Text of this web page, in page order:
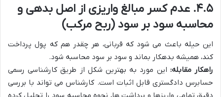
۴.۵. عدم کسر مبالغ واریزی از اصل بدهی و
محاسبه سود بر سود (ربح مرکب)
این حیله باعث می شود که قربانی، هر چقدر هم که پول پرداخت
کند، همیشه بدهکار بماند و سود بر سود محاسبه شود.
راهکار مقابله: این مورد به بهترین شکل از طریق کارشناسی رسمی
حسابرس دادگستری قابل اثبات است. کارشناس می تواند با بررسی